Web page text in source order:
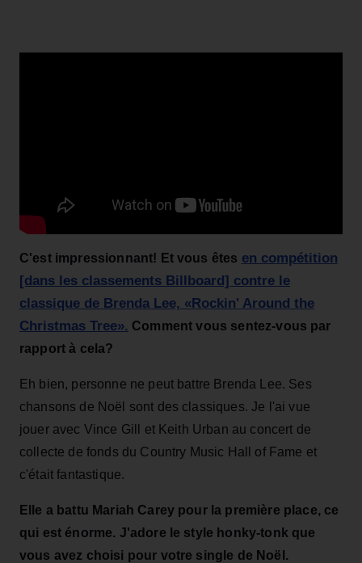
C'est impressionnant! Et vous êtes en compétition
[dans les classements Billboard] contre le
classique de Brenda Lee, «Rockin' Around the
Christmas Tree». Comment vous sentez-vous par
rapport à cela?
Eh bien, personne ne peut battre Brenda Lee. Ses
chansons de Noël sont des classiques. Je l'ai vue
jouer avec Vince Gill et Keith Urban au concert de
collecte de fonds du Country Music Hall of Fame et
c'était fantastique.
Elle a battu Mariah Carey pour la première place, ce
qui est énorme. J'adore le style honky-tonk que
vous avez choisi pour votre single de Noël.